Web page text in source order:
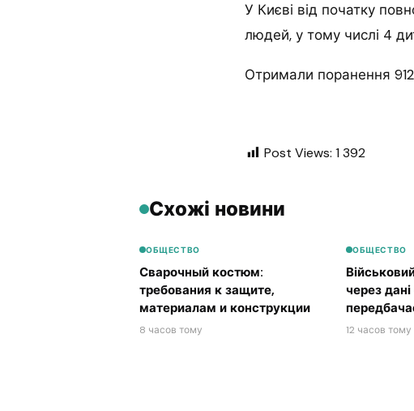
У Києві від початку
людей, у тому числі 4
Отримали поранення 912
Post Views: 1 392
Схожі новини
ОБЩЕСТВО
Сварочный костюм:
требования к защите,
материалам и конструкции
8 часов тому
ОБЩЕСТВО
через
12 часов тому